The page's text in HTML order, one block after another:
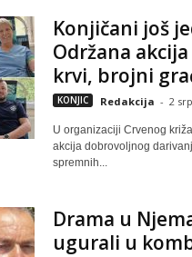
Konjičani još
Održana
krvi, brojni
KONJIC Redakcija - 2
U organizaciji Crvenog
akcija dobrovoljnog
spremnih...
Drama u
ugurali u